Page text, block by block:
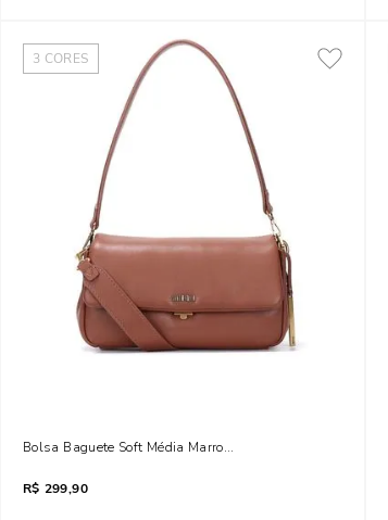
3 CORES
Bolsa Baguete Soft Média Marrom Alça Dupla
R$ 299,90